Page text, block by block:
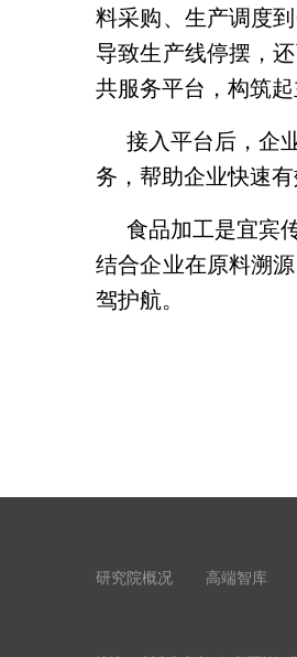
料采购、生产调度
导致生产线停摆，
共服务平台，构筑起
接入平台后，企
务，帮助企业快速
食品加工是宜宾
结合企业在原料溯
驾护航。
研究院概况 高端智库